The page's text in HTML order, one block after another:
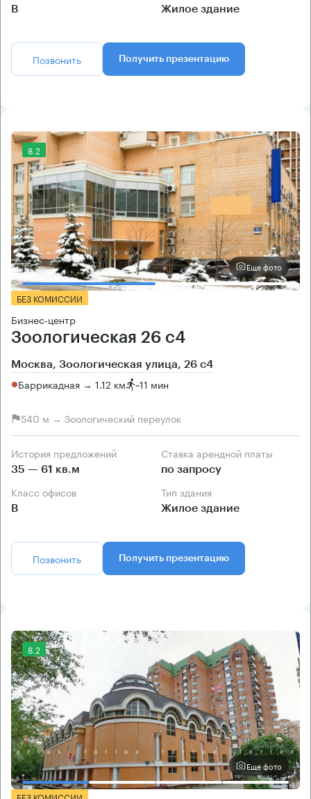
B Жилое здание
Позвонить Получить презентацию
8.2
Еще фото
БЕЗ КОМИССИИ
Бизнес-центр
Зоологическая 26 с4
Москва, Зоологическая улица, 26 с4
Баррикадная → 1.12 км ~11 мин
540 м → Зоологический переулок
История предложений
35 — 61 кв.м
Ставка арендной платы
по запросу
Класс офисов
B
Тип здания
Жилое здание
Позвонить Получить презентацию
8.2
Еще фото